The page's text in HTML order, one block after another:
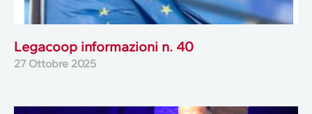
Legacoop informazioni n. 40
27 Ottobre 2025